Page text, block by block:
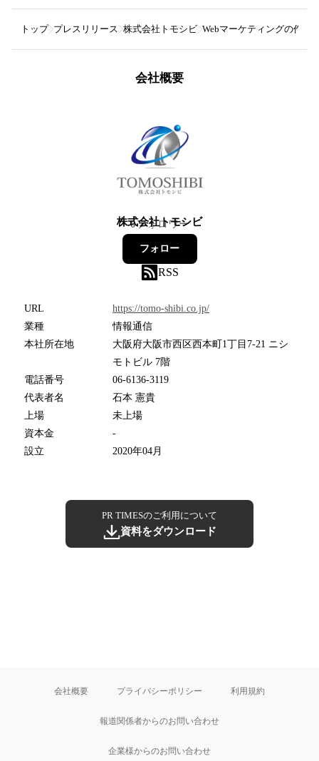
トップ プレスリリース 株式会社トモシビ Webマーケティングの作業
会社概要
株式会社トモシビ
0フォロワー
フォロー
RSS
URL
https://tomo-shibi.co.jp/
業種
情報通信
本社所在地
大阪府大阪市西区西本町1丁目7-21 ニシ
モトビル 7階
電話番号
06-6136-3119
代表者名
石本 憲貴
上場
未上場
資本金
-
設立
2020年04月
PR TIMESのご利用について
資料をダウンロード
会社概要 プライバシーポリシー 利用規約
報道関係者からのお問い合わせ
企業様からのお問い合わせ